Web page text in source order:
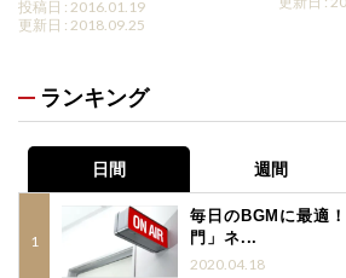
投稿日 : 2016.01.19
更新日 : 2018.09.25
ランキング
日間 週間
毎日のBGMに最適
門」ネ...
2020.04.18